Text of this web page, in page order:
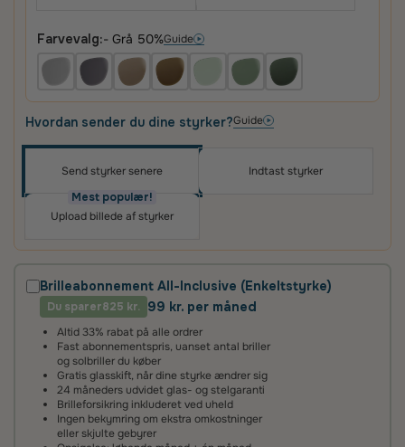
Farvevalg:- Grå 50%Guide
Hvordan sender du dine styrker?Guide
Send styrker senere
Mest populær!
Indtast styrker
Upload billede af styrker
Brilleabonnement All-Inclusive (Enkeltstyrke)
Du sparer825 kr. 99 kr. per måned
Altid 33% rabat på alle ordrer
Fast abonnementspris, uanset antal briller
og solbriller du køber
Gratis glasskift, når dine styrke ændrer sig
24 måneders udvidet glas- og stelgaranti
Brilleforsikring inkluderet ved uheld
Ingen bekymring om ekstra omkostninger
eller skjulte gebyrer
100 dages tilfredshedsgaranti
2 års fabriksgaranti
Vi giver 2 års garanti på alle vores brilleglas og stel. Det
betyder, at hvis glassene ikke lever op til vores høje
standarder, reparerer eller udskifter vi dem helt uden
beregning.
Oplev skræddersyede brilleglas i høj kvalitet – til
priser, du vil elske
Det vigtigste for os er, at du er tilfreds med dit køb.
Derfor får du altid100 dages tilfredshedsgarantiog